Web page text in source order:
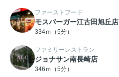
ファーストフード
モスバーガー江古田旭丘店
334ｍ（5分）
ファミリーレストラン
ジョナサン南長崎店
346ｍ（5分）